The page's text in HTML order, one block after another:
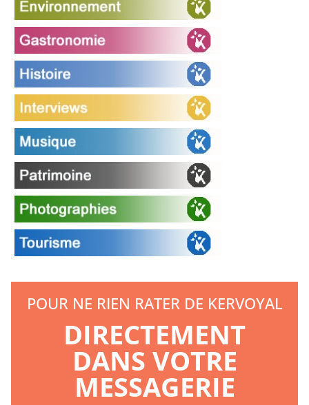
POUR NE RIEN RATER DE KERVOYAL
DIRECTEMENT
DANS VOTRE
MESSAGERIE